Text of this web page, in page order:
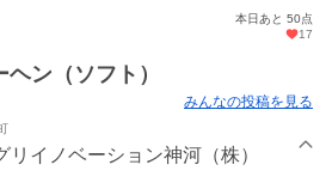
本日あと 50点
17
ン（ソフト）
みんなの投稿を見る
リイノベーション神河（株）